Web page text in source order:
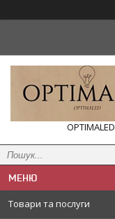
OPTIMALED
Товари та послуги